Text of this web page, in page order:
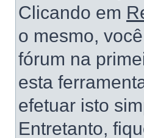
Clicando em
o mesmo,
fórum na
esta
efetuar isto
Entretanto,